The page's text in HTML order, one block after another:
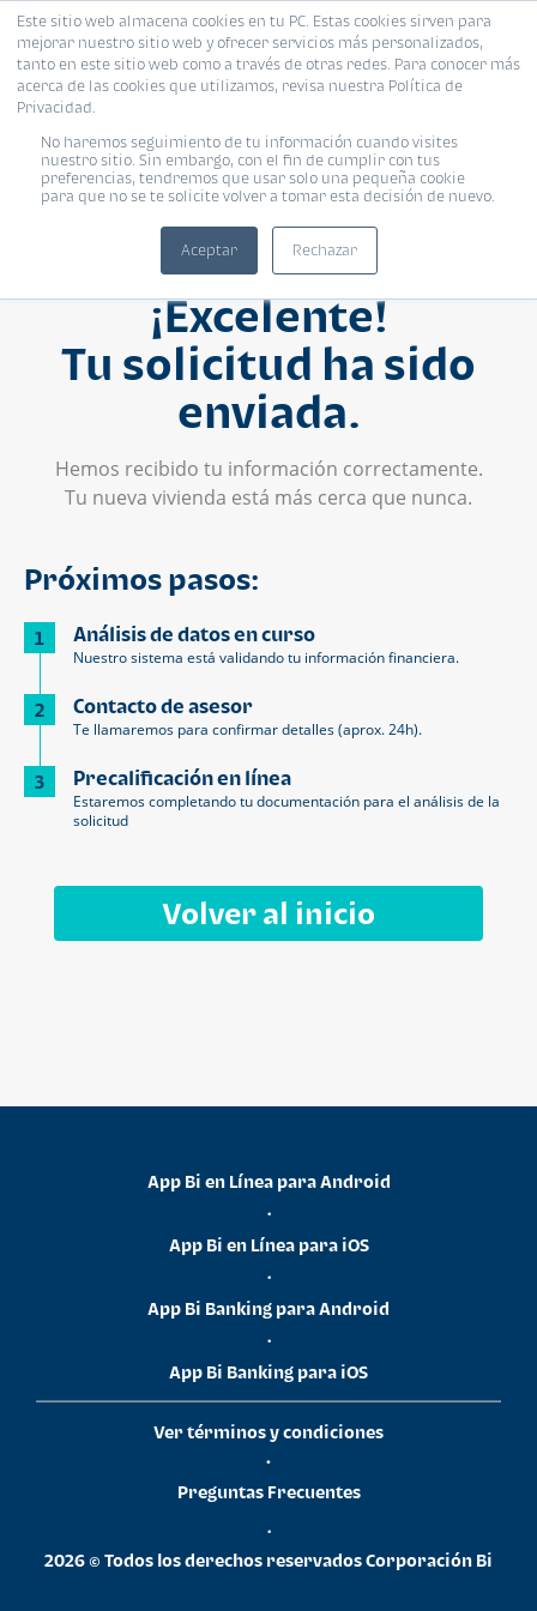
Este sitio web almacena cookies en tu PC. Estas cookies sirven para
mejorar nuestro sitio web y ofrecer servicios más personalizados,
tanto en este sitio web como a través de otras redes. Para conocer más
acerca de las cookies que utilizamos, revisa nuestra Política de
Privacidad.
No haremos seguimiento de tu información cuando visites
nuestro sitio. Sin embargo, con el fin de cumplir con tus
preferencias, tendremos que usar solo una pequeña cookie
para que no se te solicite volver a tomar esta decisión de nuevo.
Aceptar Rechazar
¡Excelente!
Tu solicitud ha sido
enviada.
Hemos recibido tu información correctamente.
Tu nueva vivienda está más cerca que nunca.
Próximos pasos:
1 Análisis de datos en curso
Nuestro sistema está validando tu información financiera.
2 Contacto de asesor
Te llamaremos para confirmar detalles (aprox. 24h).
3 Precalificación en línea
Estaremos completando tu documentación para el análisis de la
solicitud
Volver al inicio
App Bi en Línea para Android
•
App Bi en Línea para iOS
•
App Bi Banking para Android
•
App Bi Banking para iOS
Ver términos y condiciones
•
Preguntas Frecuentes
•
2026 © Todos los derechos reservados Corporación Bi